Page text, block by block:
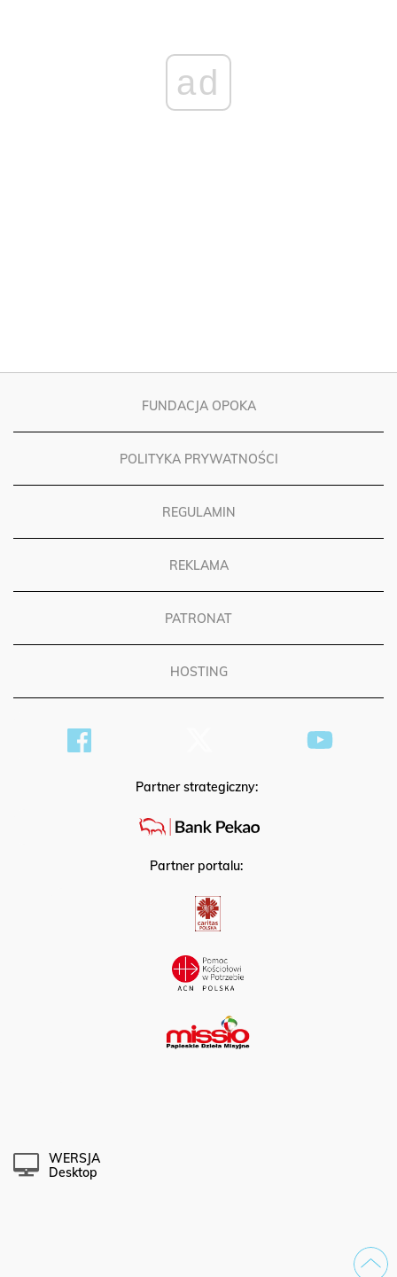
FUNDACJA OPOKA
POLITYKA PRYWATNOŚCI
REGULAMIN
REKLAMA
PATRONAT
HOSTING
Partner strategiczny:
Partner portalu:
WERSJA
Desktop